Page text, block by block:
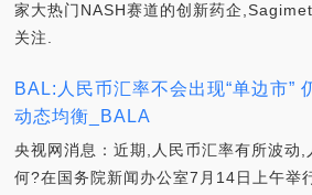
家大热门NASH赛道的创新药企
关注.
BAL:人民币汇率不会出现“单边市”
动态均衡_BALA
央视网消息：近期,人民币汇率有所波动,
何?在国务院新闻办公室7月14日上午举